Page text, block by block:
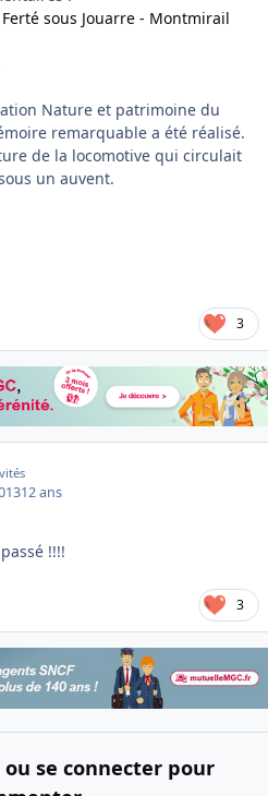
sous Jouarre - Montmirail
Nature et patrimoine du
remarquable a été réalisé.
de la locomotive qui circulait
un auvent.
3
12 ans
!!!!
3
se connecter pour